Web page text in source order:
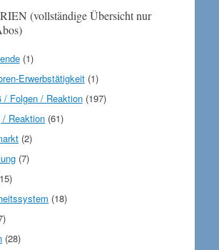
(vollständige Übersicht nur
(1)
Erwerbstätigkeit(1)
/ Folgen / Reaktion(197)
/ Reaktion (61)
(2)
(7)
(18)
(28)